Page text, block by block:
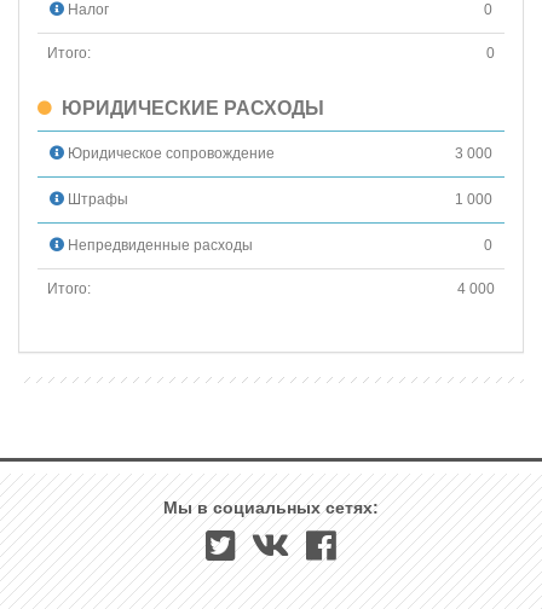
Налог 0
Итого: 0
ЮРИДИЧЕСКИЕ РАСХОДЫ
Юридическое сопровождение 3 000
Штрафы 1 000
Непредвиденные расходы 0
Итого: 4 000
Мы в социальных сетях: